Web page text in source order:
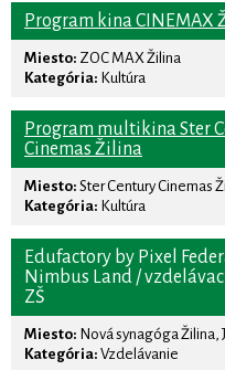
Program kina CINEMAX
Miesto: ZOC MAX Žilina
Kategória: Kultúra
Program multikina Ster
Cinemas Žilina
Miesto: Ster Century Cinemas
Kategória: Kultúra
Edufactory by Pixel
Nimbus Land /
ZŠ
Miesto: Nová synagóga Žilina,
Kategória: Vzdelávanie